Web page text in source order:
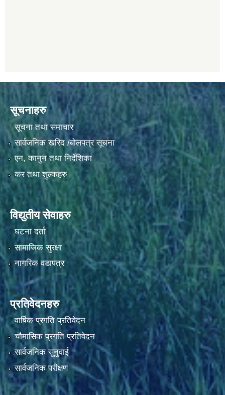
सूचनाहरु
सूचना तथा समाचार
सार्वजनिक खरिद /बोलपत्र सूचना
एन, कानुन तथा निर्देशिका
कर तथा शुल्कहरु
विद्युतीय सेवाहरु
घटना दर्ता
सामाजिक सुरक्षा
नागरिक वडापत्र
प्रतिवेदनहरु
वार्षिक प्रगति प्रतिवेदन
चौमासिक प्रगति प्रतिवेदन
सार्वजनिक सुनुवाई
सार्वजनिक परीक्षण